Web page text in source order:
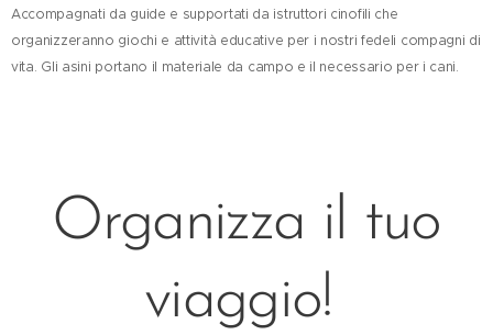
Accompagnati da guide e supportati da istruttori cinofili che
organizzeranno giochi e attività educative per i nostri fedeli compagni di
vita. Gli asini portano il materiale da campo e il necessario per i cani.
Organizza il tuo
viaggio!